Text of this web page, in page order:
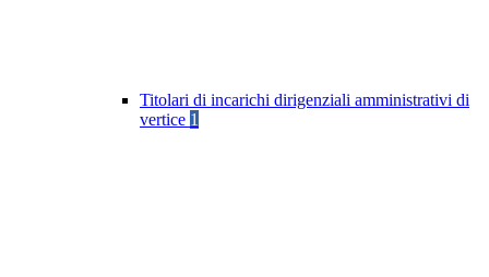
Titolari di incarichi dirigenziali amministrativi di
vertice 1